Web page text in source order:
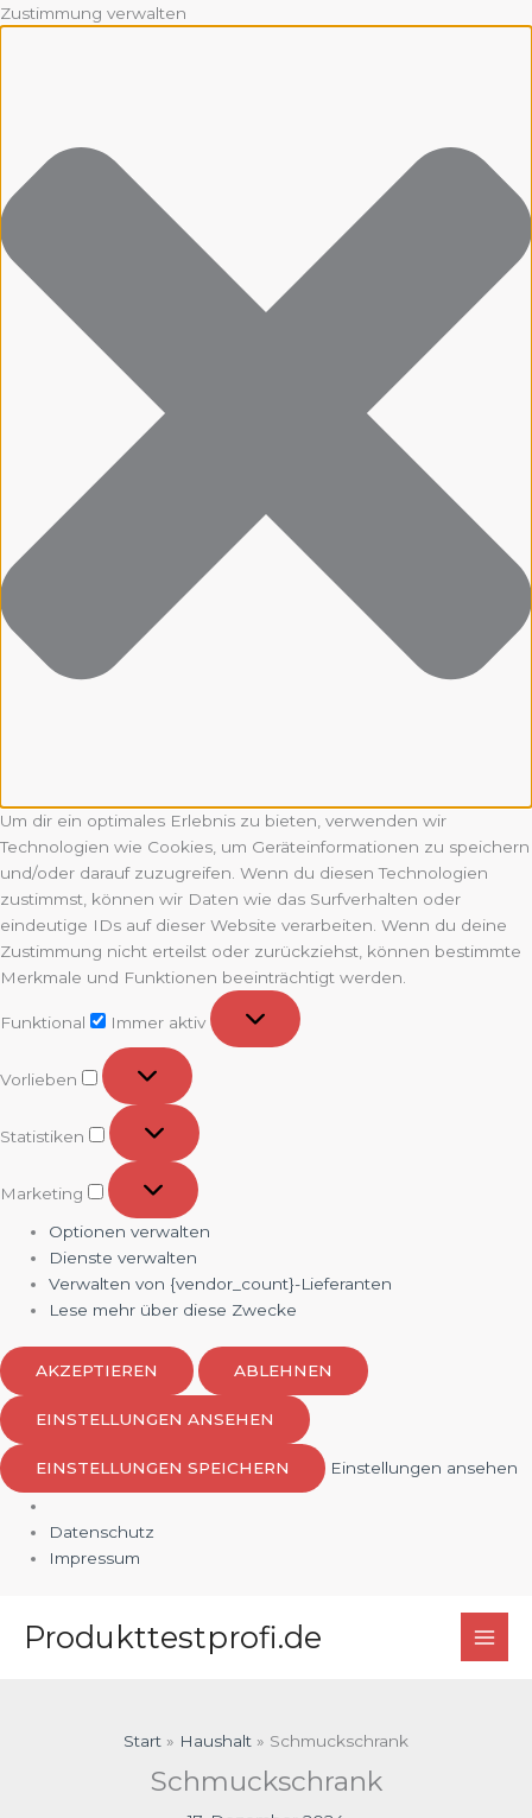
Zustimmung verwalten
Um dir ein optimales Erlebnis zu bieten, verwenden wir
Technologien wie Cookies, um Geräteinformationen zu speichern
und/oder darauf zuzugreifen. Wenn du diesen Technologien
zustimmst, können wir Daten wie das Surfverhalten oder
eindeutige IDs auf dieser Website verarbeiten. Wenn du deine
Zustimmung nicht erteilst oder zurückziehst, können bestimmte
Merkmale und Funktionen beeinträchtigt werden.
Funktional
Immer aktiv
Vorlieben
Vorlieben
Statistiken
Statistiken
Marketing
Marketing
Optionen verwalten
Dienste verwalten
Verwalten von {vendor_count}-Lieferanten
Lese mehr über diese Zwecke
AKZEPTIEREN ABLEHNEN
EINSTELLUNGEN ANSEHEN
EINSTELLUNGEN SPEICHERN Einstellungen ansehen
Datenschutz
Impressum
InhaltProdukttestprofi.de
Start Haushalt Schmuckschrank
Schmuckschrank